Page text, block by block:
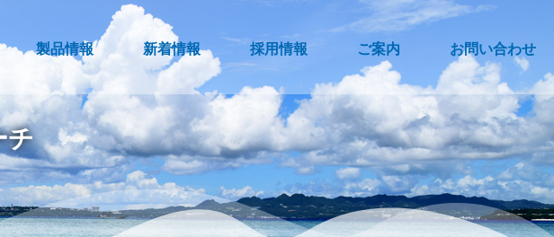
製品情報 新着情報 採用情報 ご案内 お問い合わせ
チ